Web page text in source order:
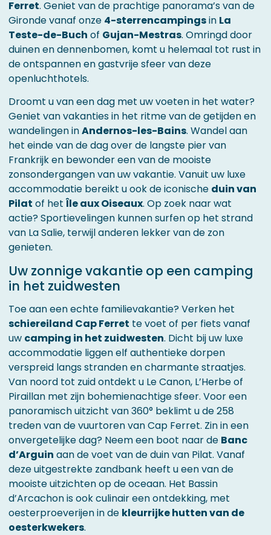
Ferret. Geniet van de prachtige panorama’s van de
Gironde vanaf onze 4-sterrencampingsin La
Teste-de-Buch of Gujan-Mestras. Omringd door
duinen en dennenbomen, komt u helemaal tot rust in
de ontspannen en gastvrije sfeer van deze
openluchthotels.
Droomt u van een dag met uw voeten in het water?
Geniet van vakanties in het ritme van de getijden en
wandelingen inAndernos-les-Bains. Wandel aan
het einde van de dag over de langste pier van
Frankrijk en bewonder een van de mooiste
zonsondergangen van uw vakantie. Vanuit uw luxe
accommodatie bereikt u ook de iconische duin van
Pilat of het Île aux Oiseaux. Op zoek naar wat
actie? Sportievelingen kunnen surfen op het strand
van La Salie, terwijl anderen lekker van de zon
genieten.
Uw zonnige vakantie op een camping
in het zuidwesten
Toe aan een echte familievakantie? Verken het
schiereiland Cap Ferret te voet of per fiets vanaf
uw camping in het zuidwesten. Dicht bij uw luxe
accommodatie liggen elf authentieke dorpen
verspreid langs stranden en charmante straatjes.
Van noord tot zuid ontdekt u Le Canon, L’Herbe of
Piraillan met zijn bohemienachtige sfeer. Voor een
panoramisch uitzicht van 360° beklimt u de 258
treden van de vuurtoren van Cap Ferret. Zin in een
onvergetelijke dag? Neem een boot naar de Banc
d’Arguin aan de voet van de duin van Pilat. Vanaf
deze uitgestrekte zandbank heeft u een van de
mooiste uitzichten op de oceaan. Het Bassin
d’Arcachon is ook culinair een ontdekking, met
oesterproeverijen in de kleurrijke hutten van de
oesterkwekers.